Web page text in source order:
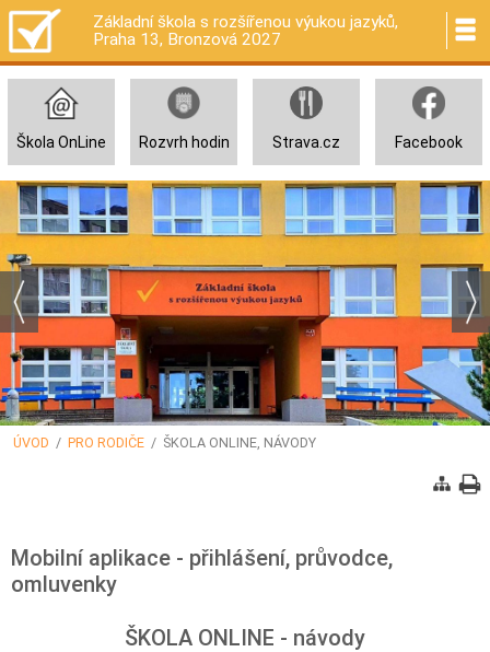
Škola OnLine Rozvrh hodin Strava.cz Facebook
Základní škola s rozšířenou výukou jazyků,
Praha 13, Bronzová 2027
ÚVOD / PRO RODIČE / ŠKOLA ONLINE, NÁVODY
Mobilní aplikace - přihlášení, průvodce,
omluvenky
ŠKOLA ONLINE - návody